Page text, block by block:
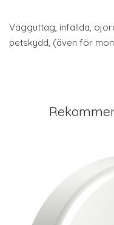
Vägguttag, infällda,
petskydd, (även för